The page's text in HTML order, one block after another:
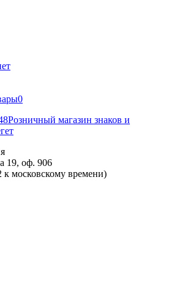
0
Розничный магазин знаков и
19, оф. 906
московскому времени)